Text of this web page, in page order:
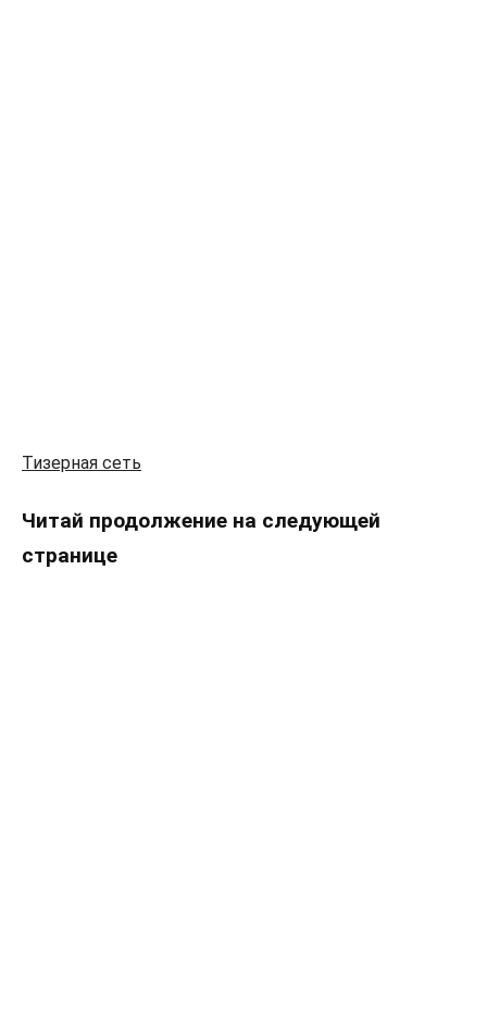
Тизерная сеть
Читай продолжение на следующей
странице